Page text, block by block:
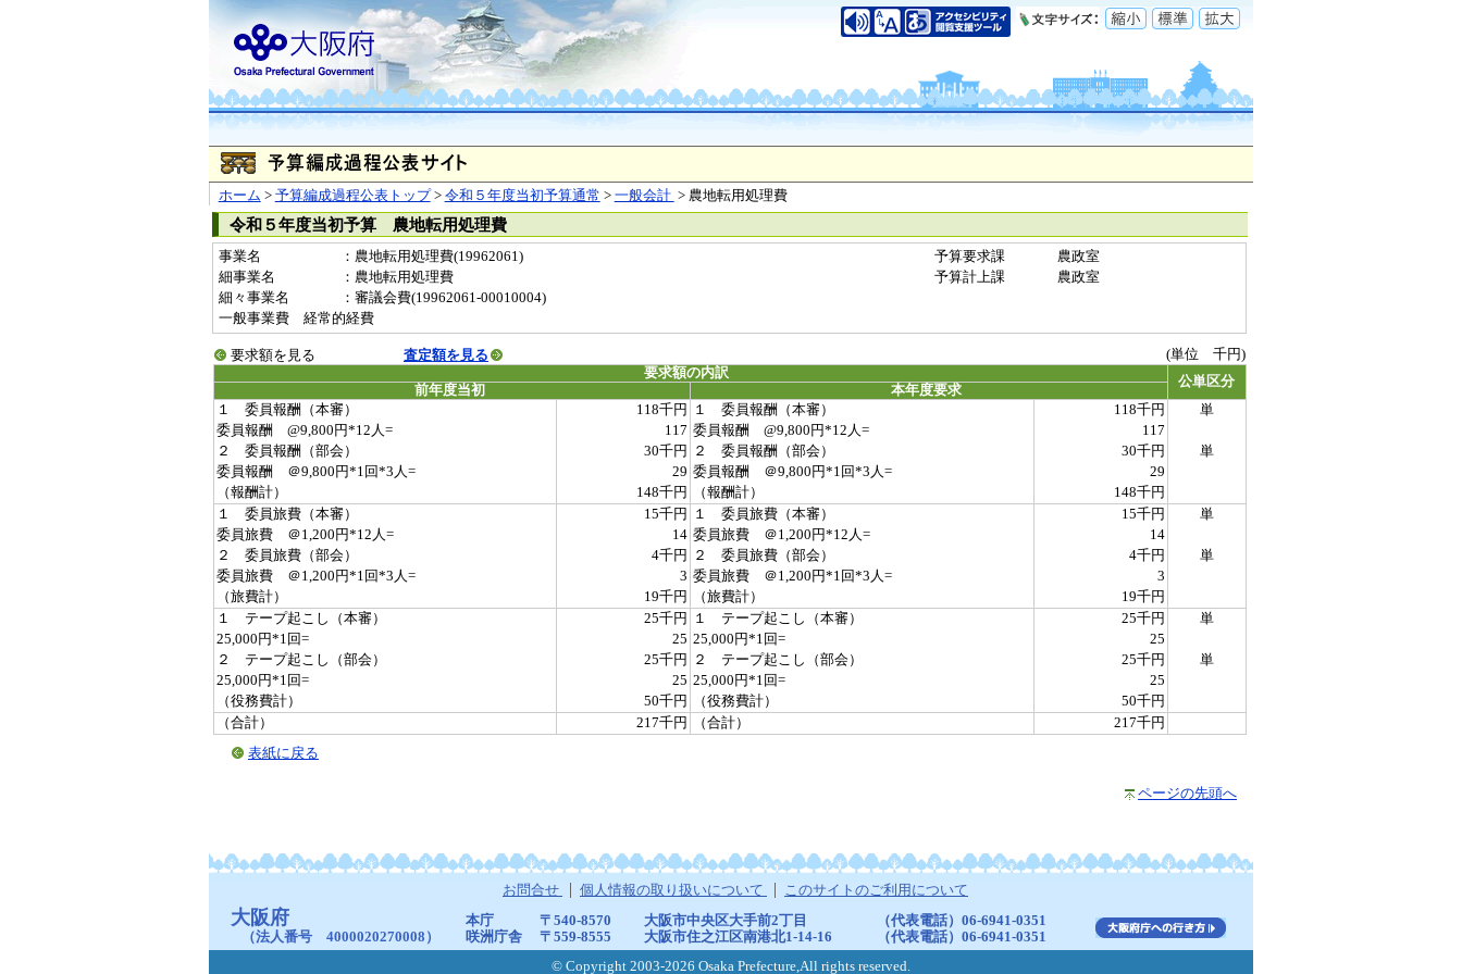
ホーム > 予算編成過程公表トップ> 令和５年度当初予算通常 > 一般会計 > 農地転用処理費
令和５年度当初予算 農地転用処理費
事業名 ：農地転用処理費(19962061) 予算要求課
農政室
細事業名
：農地転用処理費 予算計上課
農政室
細々事業名
：審議会費(19962061-00010004)
一般事業費 経常的経費
要求額を見る 査定額を見る
(単位 千円)
要求額の内訳
公単区分
前年度当初
本年度要求
１ 委員報酬（本審）
118千円 １ 委員報酬（本審） 118千円
単
委員報酬 @9,800円*12人=
117 委員報酬 @9,800円*12人=
117
２ 委員報酬（部会）
30千円 ２ 委員報酬（部会） 30千円
単
委員報酬 ＠9,800円*1回*3人=
29 委員報酬 ＠9,800円*1回*3人=
29
（報酬計）
148千円 （報酬計）
148千円
１ 委員旅費（本審）
15千円 １ 委員旅費（本審） 15千円
単
委員旅費 ＠1,200円*12人=
14 委員旅費 ＠1,200円*12人=
14
２ 委員旅費（部会）
4千円 ２ 委員旅費（部会） 4千円
単
委員旅費 ＠1,200円*1回*3人=
3 委員旅費 ＠1,200円*1回*3人=
3
（旅費計）
19千円 （旅費計）
19千円
１ テープ起こし（本審）
25千円 １ テープ起こし（本審） 25千円
単
25,000円*1回=
25 25,000円*1回=
25
２ テープ起こし（部会）
25千円 ２ テープ起こし（部会） 25千円
単
25,000円*1回=
25 25,000円*1回=
25
（役務費計）
50千円 （役務費計）
50千円
（合計）
217千円 （合計）
217千円
表紙に戻る
ページの先頭へ
お問合せ 個人情報の取り扱いについて このサイトのご利用について
大阪府
（法人番号 4000020270008）
本庁 〒540-8570 大阪市中央区大手前2丁目
（代表電話）06-6941-0351
咲洲庁舎
〒559-8555 大阪市住之江区南港北1-14-16
（代表電話）06-6941-0351
© Copyright 2003-2026 Osaka Prefecture,All rights reserved.